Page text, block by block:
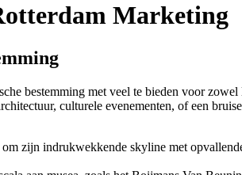
Marketing
bestemming met veel te bieden voor
culturele evenementen, of een
zijn indrukwekkende skyline met